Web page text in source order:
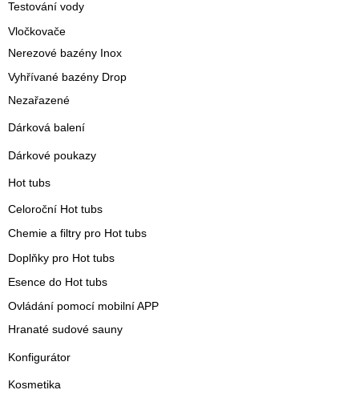
Testování vody
Vločkovače
Nerezové bazény Inox
Vyhřívané bazény Drop
Nezařazené
Dárková balení
Dárkové poukazy
Hot tubs
Celoroční Hot tubs
Chemie a filtry pro Hot tubs
Doplňky pro Hot tubs
Esence do Hot tubs
Ovládání pomocí mobilní APP
Hranaté sudové sauny
Konfigurátor
Kosmetika